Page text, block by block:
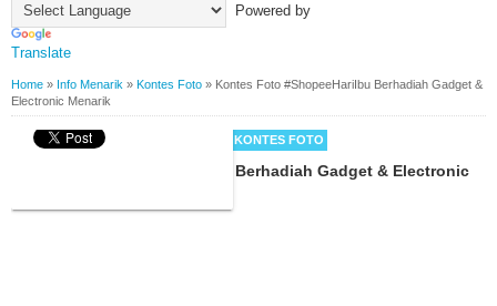
Powered by
Translate
Home » Info Menarik » Kontes Foto » Kontes Foto #ShopeeHariIbu Berhadiah Gadget &
Electronic Menarik
BYWEBBUDI.COM KONTES FOTO
Kontes Foto #ShopeeHariIbu Berhadiah Gadget & Electronic